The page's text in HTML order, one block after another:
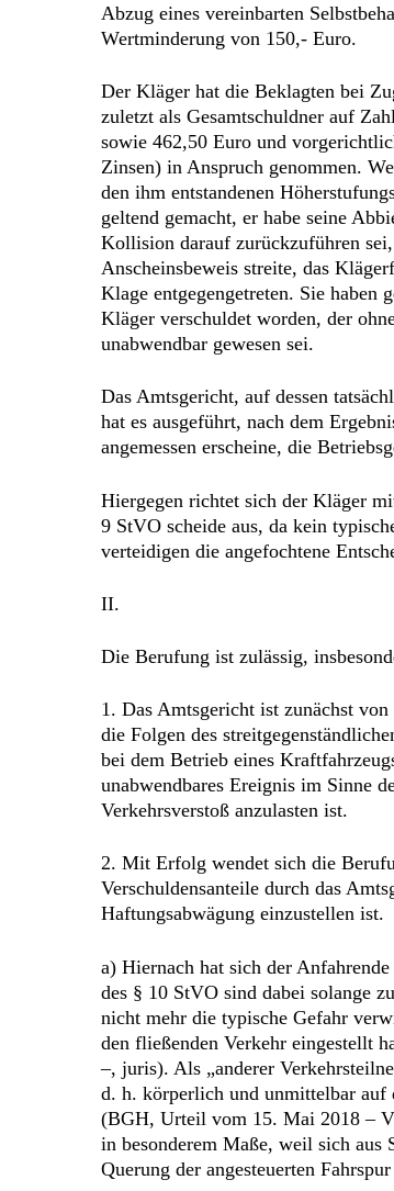
Abzug eines vereinbarten
Wertminderung von 150,- Euro.
Der Kläger hat die Beklagten bei
zuletzt als Gesamtschuldner auf
sowie 462,50 Euro und
Zinsen) in Anspruch genommen.
den ihm entstandenen
geltend gemacht, er habe seine
Kollision darauf zurückzuführen
Anscheinsbeweis streite, das
Klage entgegengetreten. Sie haben
Kläger verschuldet worden, der
unabwendbar gewesen sei.
Das Amtsgericht, auf dessen
hat es ausgeführt, nach dem
angemessen erscheine, die
Hiergegen richtet sich der Kläger
9 StVO scheide aus, da kein
verteidigen die angefochtene
II.
Die Berufung ist zulässig,
1. Das Amtsgericht ist zunächst
die Folgen des
bei dem Betrieb eines
unabwendbares Ereignis im Sinne
Verkehrsverstoß anzulasten ist.
2. Mit Erfolg wendet sich die
Verschuldensanteile durch das
Haftungsabwägung einzustellen ist.
a) Hiernach hat sich der
des § 10 StVO sind dabei solange
nicht mehr die typische Gefahr
den fließenden Verkehr eingestellt
–, juris). Als „anderer
d. h. körperlich und unmittelbar auf
(BGH, Urteil vom 15. Mai 2018 –
in besonderem Maße, weil sich aus
Querung der angesteuerten